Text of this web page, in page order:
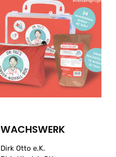
WACHSWERK
Dirk Otto e.K.